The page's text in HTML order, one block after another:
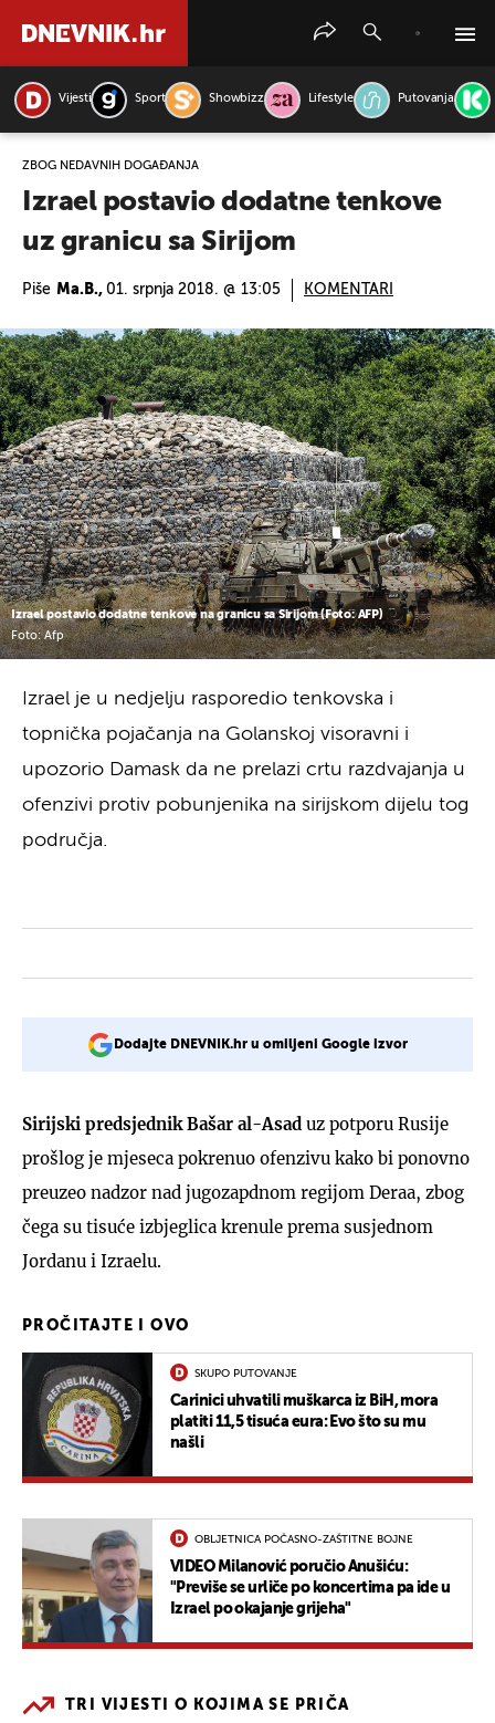
Vijesti Sport Showbizz Lifestyle Putovanja
ZBOG NEDAVNIH DOGAĐANJA
Izrael postavio dodatne tenkove
uz granicu sa Sirijom
Piše Ma.B., 01. srpnja 2018. @ 13:05 KOMENTARI
Izrael postavio dodatne tenkove na granicu sa Sirijom (Foto: AFP)
Foto: Afp
Izrael je u nedjelju rasporedio tenkovska i
topnička pojačanja na Golanskoj visoravni i
upozorio Damask da ne prelazi crtu razdvajanja u
ofenzivi protiv pobunjenika na sirijskom dijelu tog
područja.
Dodajte DNEVNIK.hr u omiljeni Google izvor
Sirijski predsjednik Bašar al-Asad uz potporu Rusije
prošlog je mjeseca pokrenuo ofenzivu kako bi ponovno
preuzeo nadzor nad jugozapdnom regijom Deraa, zbog
čega su tisuće izbjeglica krenule prema susjednom
Jordanu i Izraelu.
PROČITAJTE I OVO
SKUPO PUTOVANJE
Carinici uhvatili muškarca iz BiH, mora
platiti 11,5 tisuća eura: Evo što su mu
našli
OBLJETNICA POČASNO-ZAŠTITNE BOJNE
VIDEO Milanović poručio Anušiću:
"Previše se urliče po koncertima pa ide u
Izrael po okajanje grijeha"
TRI VIJESTI O KOJIMA SE PRIČA
PRETRAŽITE VIJESTI